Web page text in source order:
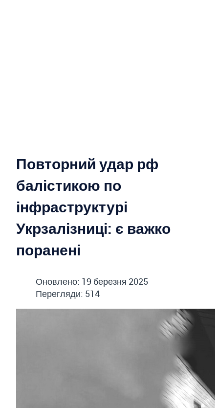
Повторний удар рф
балістикою по
інфраструктурі
Укрзалізниці: є важко
поранені
Оновлено: 19 березня 2025
Перегляди: 514